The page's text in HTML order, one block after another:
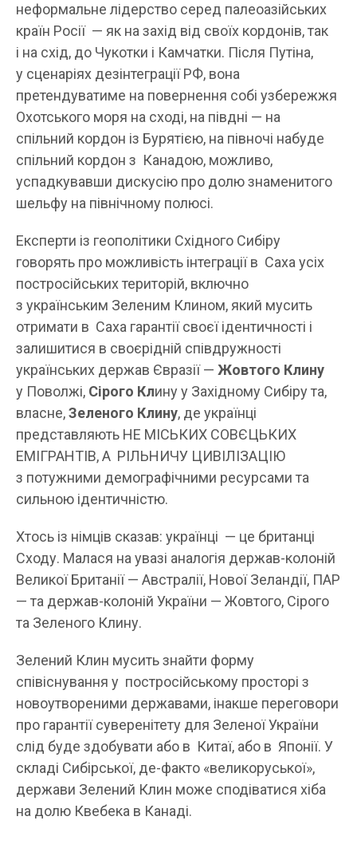
неформальне лідерство серед палеоазійських
країн Росії — як на захід від своїх кордонів, так
і на схід, до Чукотки і Камчатки. Після Путіна,
у сценаріях дезінтеграції РФ, вона
претендуватиме на повернення собі узбережжя
Охотського моря на сході, на півдні — на
спільний кордон із Бурятією, на півночі набуде
спільний кордон з Канадою, можливо,
успадкувавши дискусію про долю знаменитого
шельфу на північному полюсі.
Експерти із геополітики Східного Сибіру
говорять про можливість інтеграції в Саха усіх
постросійських територій, включно
з українським Зеленим Клином, який мусить
отримати в Саха гарантії своєї ідентичності і
залишитися в своєрідній співдружності
українських держав Євразії — Жовтого Клину
у Поволжі, Сірого Клину у Західному Сибіру та,
власне,Зеленого Клину, де українці
представляють НЕ МІСЬКИХ СОВЄЦЬКИХ
ЕМІГРАНТІВ, А РІЛЬНИЧУ ЦИВІЛІЗАЦІЮ
з потужними демографічними ресурсами та
сильною ідентичністю.
Хтось із німців сказав: українці — це британці
Сходу. Малася на увазі аналогія держав-колоній
Великої Британії — Австралії, Нової Зеландії, ПАР
— та держав-колоній України — Жовтого, Сірого
та Зеленого Клину.
Зелений Клин мусить знайти форму
співіснування у постросійському просторі з
новоутвореними державами, інакше переговори
про гарантії суверенітету для Зеленої України
слід буде здобувати або в Китаї, або в Японії. У
складі Сибірської, де-факто «великоруської»,
держави Зелений Клин може сподіватися хіба
на долю Квебека в Канаді.